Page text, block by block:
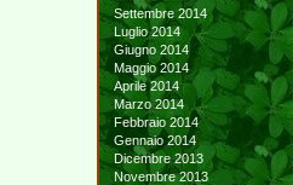
Settembre 2014
Luglio 2014
Giugno 2014
Maggio 2014
Aprile 2014
Marzo 2014
Febbraio 2014
Gennaio 2014
Dicembre 2013
Novembre 2013